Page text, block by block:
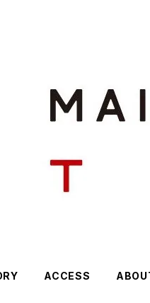
ACCESS